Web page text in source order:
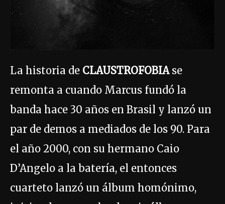
La historia de CLAUSTROFOBIA se
remonta a cuando Marcus fundó la
banda hace 30 años en Brasil y lanzó un
par de demos a mediados de los 90. Para
el año 2000, con su hermano Caio
D’Angelo a la batería, el entonces
cuarteto lanzó un álbum homónimo,